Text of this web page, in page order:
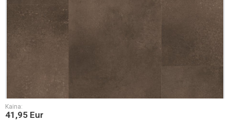
Kaina:
41,95 Eur